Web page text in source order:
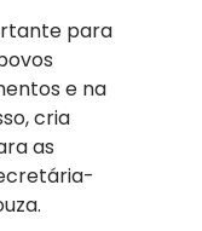
para
e na
cria
as